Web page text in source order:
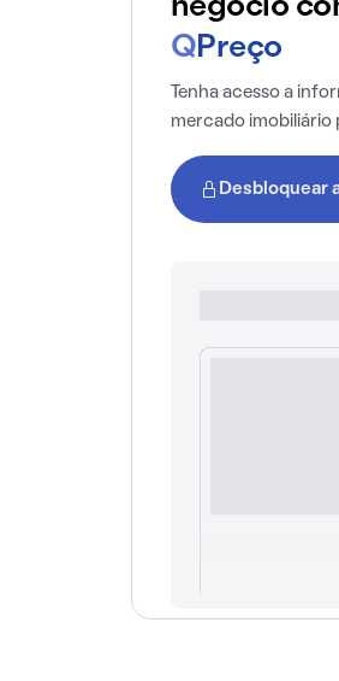
negócio
Q Preço
Tenha acesso a
mercado imobiliário
Desbloquear